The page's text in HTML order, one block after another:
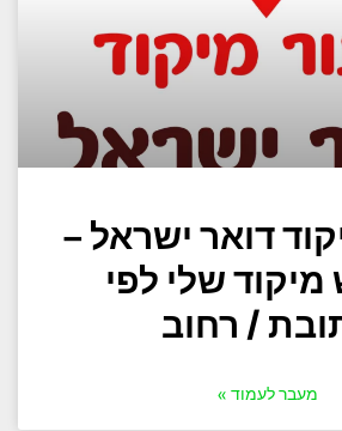
דואר ישראל –
מיקוד שלי לפי
/ רחוב
מעבר לעמוד »